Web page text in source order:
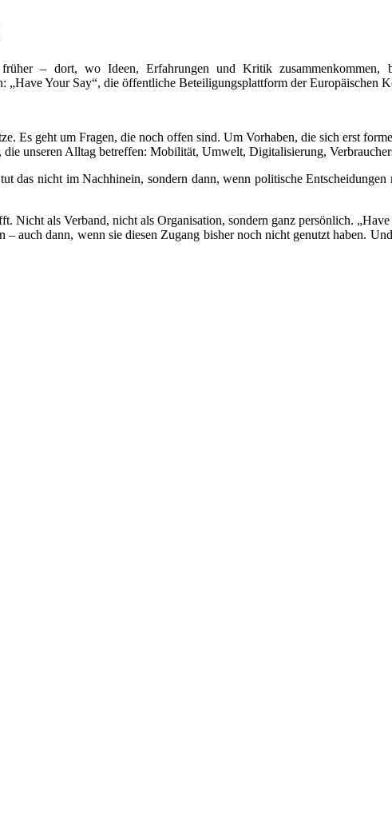
– dort, wo Ideen, Erfahrungen und Kritik zusammenkommen,
Your Say“, die öffentliche Beteiligungsplattform der Europäischen
Es geht um Fragen, die noch offen sind. Um Vorhaben, die sich erst
unseren Alltag betreffen: Mobilität, Umwelt, Digitalisierung,
das nicht im Nachhinein, sondern dann, wenn politische
Nicht als Verband, nicht als Organisation, sondern ganz persönlich.
auch dann, wenn sie diesen Zugang bisher noch nicht genutzt haben.